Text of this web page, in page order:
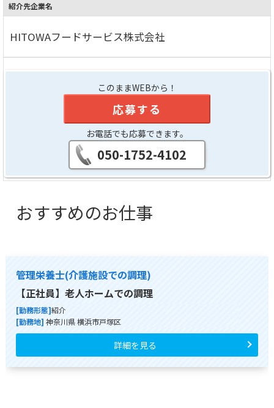
紹介先企業名
HITOWAフードサービス株式会社
このままWEBから！
応募する
お電話でも応募できます。
050-1752-4102
おすすめのお仕事
管理栄養士(介護施設での調理)
【正社員】老人ホームでの調理
[勤務形態]紹介
[勤務地] 神奈川県 横浜市戸塚区
詳細を見る